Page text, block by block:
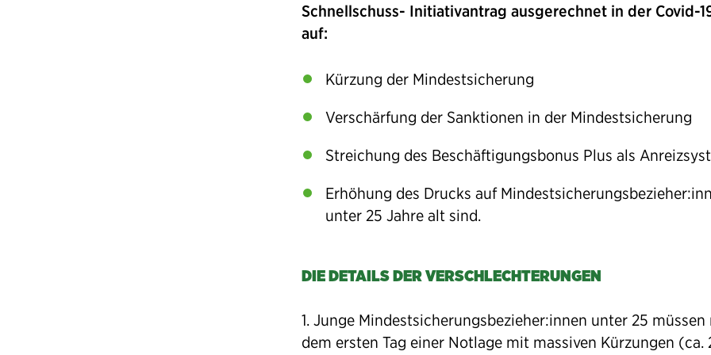
Schnellschuss- Initiativantrag ausgerechnet in der Covid-
auf:
Kürzung der Mindestsicherung
Verschärfung der Sanktionen in der Mindestsicherung
Streichung des Beschäftigungsbonus Plus als
Erhöhung des Drucks auf
unter 25 Jahre alt sind.
DIE DETAILS DER VERSCHLECHTERUNGEN
1. Junge Mindestsicherungsbezieher:innen unter 25 müssen
dem ersten Tag einer Notlage mit massiven Kürzungen (ca.